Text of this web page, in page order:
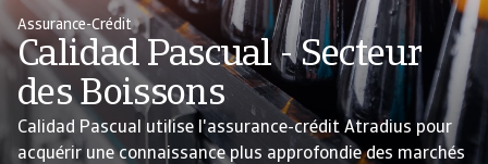
Assurance-Crédit
Calidad Pascual - Secteur
des Boissons
Calidad Pascual utilise l'assurance-crédit Atradius pour
acquérir une connaissance plus approfondie des marchés